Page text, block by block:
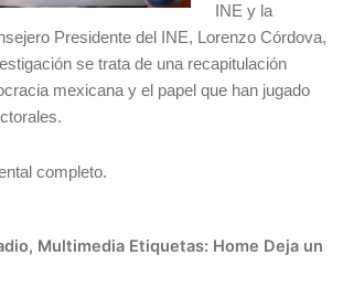
INE y la
Presidente del INE, Lorenzo Córdova,
se trata de una recapitulación
mexicana y el papel que han jugado
completo.
, Multimedia Etiquetas: Home Deja un